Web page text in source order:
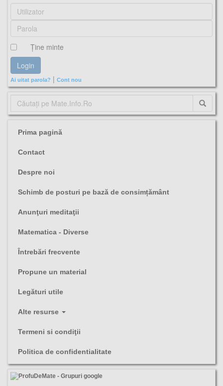
Ţine minte
Ai uitat parola? | Cont nou
Prima pagină
Contact
Despre noi
Schimb de posturi pe bază de consimțământ
Anunţuri meditaţii
Matematica - Diverse
Întrebări frecvente
Propune un material
Legături utile
Alte resurse
Termeni si condiţii
Politica de confidentialitate